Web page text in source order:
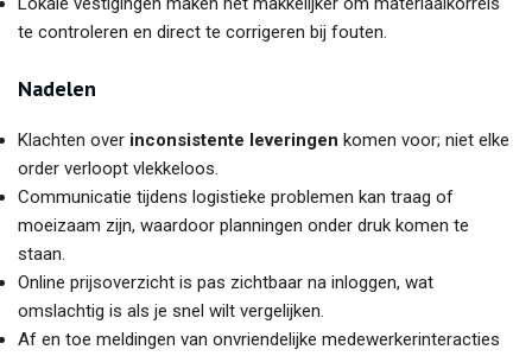
te controleren en direct te corrigeren bij fouten.
Nadelen
Klachten over inconsistente leveringen komen voor; niet elke
order verloopt vlekkeloos.
Communicatie tijdens logistieke problemen kan traag of
moeizaam zijn, waardoor planningen onder druk komen te
staan.
Online prijsoverzicht is pas zichtbaar na inloggen, wat
omslachtig is als je snel wilt vergelijken.
Af en toe meldingen van onvriendelijke medewerkerinteracties